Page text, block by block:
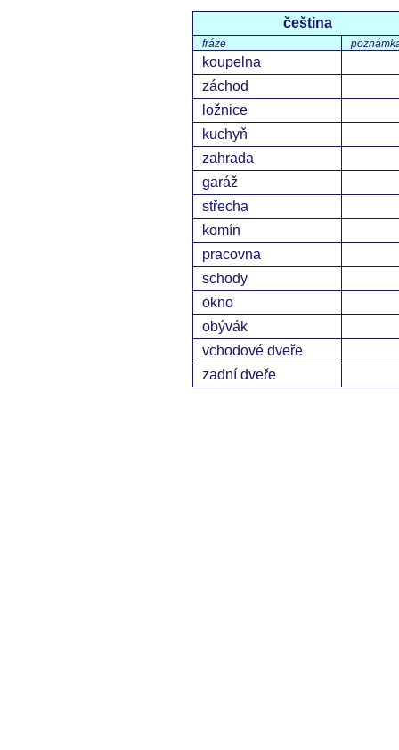
čeština
fráze
koupelna
záchod
ložnice
kuchyň
zahrada
garáž
střecha
komín
pracovna
schody
okno
obývák
vchodové dveře
zadní dveře